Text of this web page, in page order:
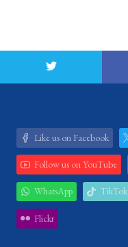
Like us on Facebook
Follow us on YouTube
WhatsApp TikTok
Flickr